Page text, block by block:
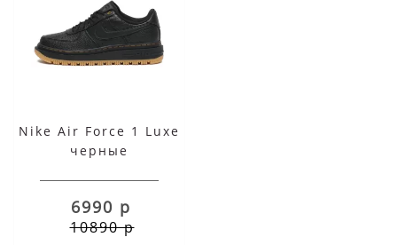
Nike Air Force 1 Luxe
черные
6990 р
10890 р